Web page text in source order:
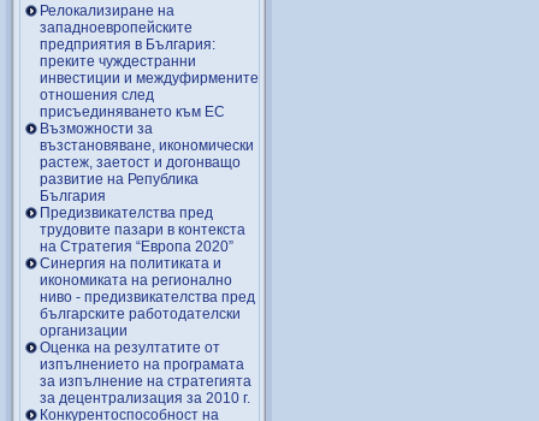
Релокализиране на
западноевропейските
предприятия в България:
преките чуждестранни
инвестиции и междуфирмените
отношения след
присъединяването към ЕС
Възможности за
възстановяване, икономически
растеж, заетост и догонващо
развитие на Република
България
Предизвикателства пред
трудовите пазари в контекста
на Стратегия “Европа 2020”
Синергия на политиката и
икономиката на регионално
ниво - предизвикателства пред
българските работодателски
организации
Оценка на резултатите от
изпълнението на програмата
за изпълнение на стратегията
за децентрализация за 2010 г.
Конкурентоспособност на